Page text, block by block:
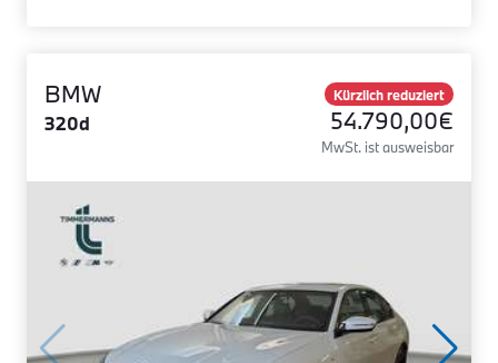
BMW
320d
Kürzlich reduziert
54.790,00€
MwSt. ist ausweisbar